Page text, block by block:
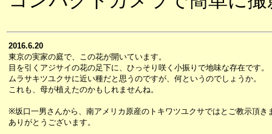
2016.6.20
東京の実家の庭で、この花が開いています。
目を引くアジサイの花の足下に、ひっそり咲く小振りで地味な存在です。
ムラサキツユクサに近い種だと思うのですが、何というのでしょうか。
これも、母が植えたのかもしれませんね。
※坂口一男さんから、南アメリカ原産のトキワツユクサではとご教示頂き
ありがとうございます。